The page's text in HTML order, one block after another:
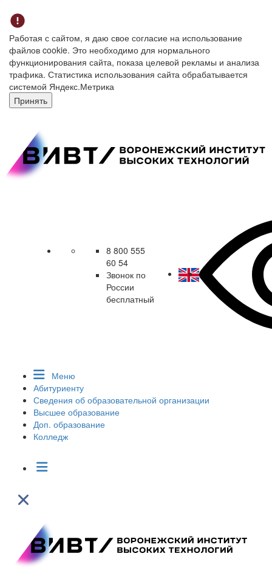
Работая с сайтом, я даю свое согласие на использование
файлов cookie. Это необходимо для нормального
функционирования сайта, показа целевой рекламы и анализа
трафика. Статистика использования сайта обрабатывается
системой Яндекс.Метрика
Принять
8 800 555
60 54
Звонок по
России
бесплатный
Меню
Абитуриенту
Сведения об образовательной организации
Высшее образование
Доп. образование
Колледж